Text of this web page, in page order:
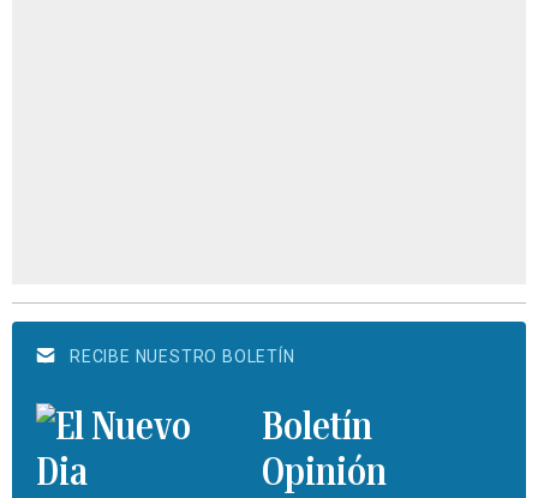
RECIBE NUESTRO BOLETÍN
Boletín
Opinión